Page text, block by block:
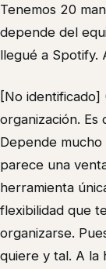
Tenemos 20
depende del
llegué a Spotify.
[No identificado]
organización. Es
Depende mucho
parece una
herramienta
flexibilidad que
organizarse.
quiere y tal. A la